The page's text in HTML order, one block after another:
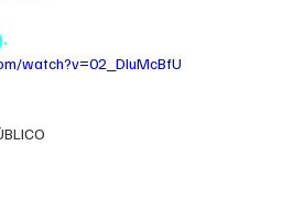
watch?v=02_DIuMcBfU